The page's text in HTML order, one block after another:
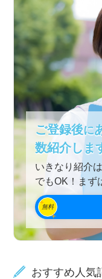
ご登録後に
数紹介しま
いきなり紹介
でもOK！まず
無料
おすすめ人気